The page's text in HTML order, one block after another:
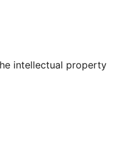
konto
intellectual property